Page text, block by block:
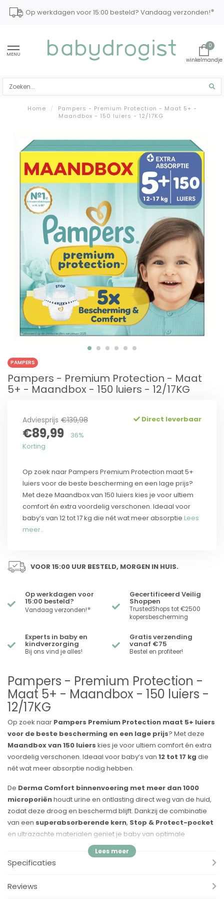
Op werkdagen voor 15:00 besteld? Vandaag verzonden!*
MENU
0
Home /
Pampers - Premium Protection - Maat 5+ -
Maandbox - 150 luiers - 12/17KG
PAMPERS
Pampers - Premium Protection - Maat
5+ - Maandbox - 150 luiers - 12/17KG
Adviesprijs €139,98
€89,99
36%
Korting
Direct leverbaar
Op zoek naar Pampers Premium Protection maat 5+
luiers voor de beste bescherming en een lage prijs?
Met deze Maandbox van 150 luiers kies je voor ultiem
comfort én extra voordelig verschonen. Ideaal voor
baby’s van 12 tot 17 kg die nét wat meer absorptie Lees
meer..
VOOR 15:00 UUR BESTELD, MORGEN IN HUIS.
Op werkdagen voor
15:00 besteld?
Vandaag verzonden!*
Gecertificeerd Veilig
Shoppen
TrustedShops tot €2500
kopersbescherming
Experts in baby en
kindverzorging
Bij ons vind je alles!
Gratis verzending
vanaf €75
Bestel en profiteer!
Pampers - Premium Protection -
Maat 5+ - Maandbox - 150 luiers -
12/17KG
Op zoek naar Pampers Premium Protection maat 5+ luiers
voor de beste bescherming en een lage prijs? Met deze
Maandbox van 150 luiers kies je voor ultiem comfort én extra
voordelig verschonen. Ideaal voor baby’s van 12 tot 17 kg die
nét wat meer absorptie nodig hebben.
De Derma Comfort binnenvoering met meer dan 1000
microporiënhoudt urine en ontlasting direct weg van de huid,
zodat deze droog en beschermd blijft. Dankzij de combinatie
van een superabsorberende kern, Stop & Protect-pocket
en ultrazachte materialen geniet je baby van optimale
bescherming, dag en nacht.
Wat is het verschil tussen maat 5 en maat 5+?
absorptie nodig hebben dan maat 5.
Specificaties
Reviews